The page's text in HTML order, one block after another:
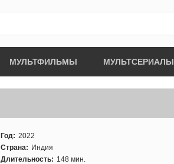
МУЛЬТФИЛЬМЫ МУЛЬТСЕРИАЛЫ
Год: 2022
Страна: Индия
Длительность: 148 мин.